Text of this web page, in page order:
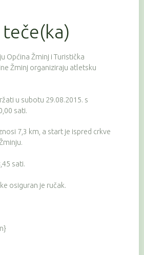
Općina Žminj i Turistička
Žminj organiziraju atletsku
u subotu 29.08.2015. s
sati.
7,3 km, a start je ispred crkve
sati.
osiguran je ručak.